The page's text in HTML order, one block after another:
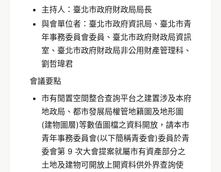
主持人：臺北市政府財政局局長
與會單位者：臺北市政府資訊局、臺北市青
年事務委員會委員、臺北市政府財政局資訊
室、臺北市政府財政局非公用財產管理科、
劉哲瑋君
會議要點
市有閒置空間整合查詢平台之建置涉及本府
地政局、都市發展局權管地籍圖及地形圖
(建物圖層)等數值圖檔之資料開放，請本市
青年事務委員會(以下簡稱青委會)委員於青
委會第 9 次大會提案就屬市有資產部分之
土地及建物可開放上開資料供外界查詢使